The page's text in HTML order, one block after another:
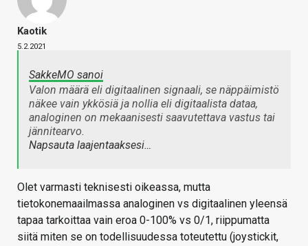
Kaotik
5.2.2021
SakkeMO sanoi
Valon määrä eli digitaalinen signaali, se näppäimistö
näkee vain ykkösiä ja nollia eli digitaalista dataa,
analoginen on mekaanisesti saavutettava vastus tai
jännitearvo.
Napsauta laajentaaksesi…
Olet varmasti teknisesti oikeassa, mutta
tietokonemaailmassa analoginen vs digitaalinen yleensä
tapaa tarkoittaa vain eroa 0-100% vs 0/1, riippumatta
siitä miten se on todellisuudessa toteutettu (joystickit,